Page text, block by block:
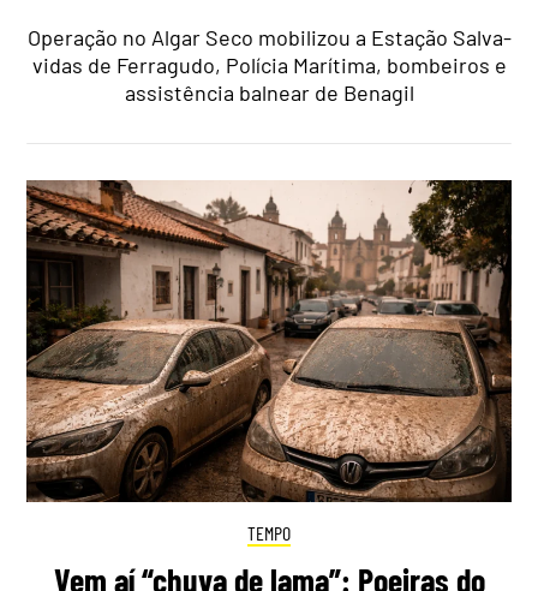
Operação no Algar Seco mobilizou a Estação Salva-
vidas de Ferragudo, Polícia Marítima, bombeiros e
assistência balnear de Benagil
TEMPO
Vem aí “chuva de lama”: Poeiras do